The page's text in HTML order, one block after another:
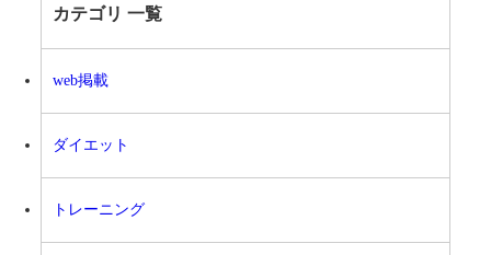
カテゴリ 一覧
web掲載
ダイエット
トレーニング